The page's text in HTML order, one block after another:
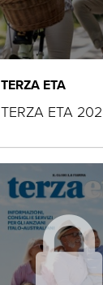
TERZA ETA
TERZA ETA